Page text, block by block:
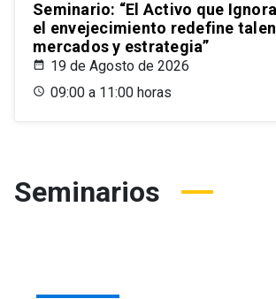
Seminario: “El Activo que
el envejecimiento redefine
mercados y estrategia”
19 de Agosto de 2026
09:00 a 11:00 horas
Seminarios